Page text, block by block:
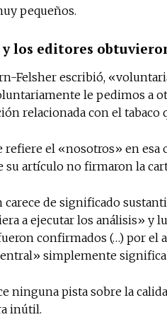
pequeños.
y los editores
Felsher escribió,
le pedimos a
relacionada con el tabaco
refiere el «nosotros» en
su artículo no firmaron la
carece de significado
a ejecutar los análisis» y
confirmados (…) por el
simplemente
ninguna pista sobre la
inútil.